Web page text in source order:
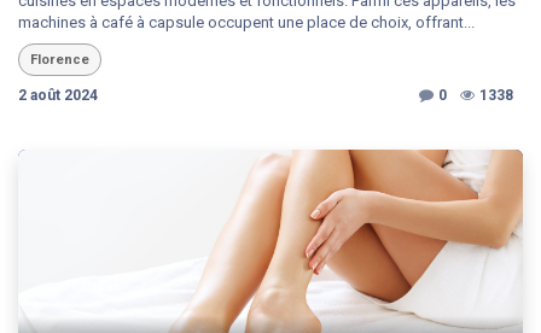
machines à café à capsule occupent une place de choix, offrant...
Florence
2 août 2024 0 1338